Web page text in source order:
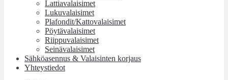
Lattiavalaisimet
Lukuvalaisimet
Plafondit/Kattovalaisimet
Pöytävalaisimet
Riippuvalaisimet
Seinävalaisimet
Sähköasennus & Valaisinten korjaus
Yhteystiedot